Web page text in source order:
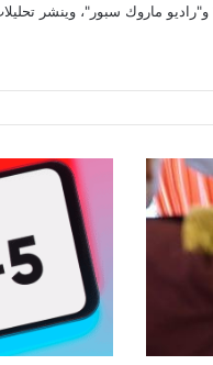
ماروك سبور"، وينشر
إطلاق
وشيك
لأقوى
نموذج
ذكاء
اصطناعي
من